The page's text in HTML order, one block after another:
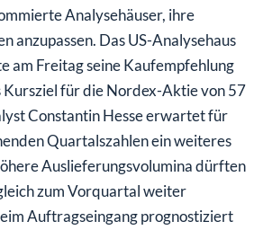
Analysehäuser, ihre
anzupassen. Das US-Analysehaus
am Freitag seine Kaufempfehlung
Kursziel für die Nordex-Aktie von 57
Constantin Hesse erwartet für
Quartalszahlen ein weiteres
Auslieferungsvolumina dürften
zum Vorquartal weiter
Auftragseingang prognostiziert